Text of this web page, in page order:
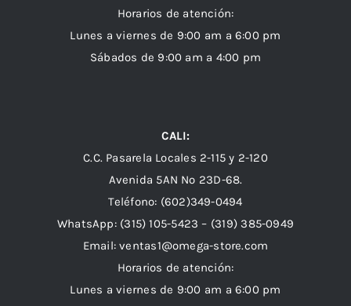
Horarios de atención:
Lunes a viernes de 9:00 am a 6:00 pm
Sábados de 9:00 am a 4:00 pm
CALI:
C.C. Pasarela Locales 2-115 y 2-120
Avenida 5AN Nº 23D-68.
Teléfono: (602)349-0494
WhatsApp: (315) 105-5423 – (319) 385-0949
Email:ventas1@omega-store.com
Horarios de atención:
Lunes a viernes de 9:00 am a 6:00 pm